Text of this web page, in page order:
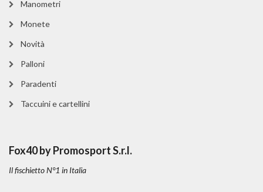
Manometri
Monete
Novità
Palloni
Paradenti
Taccuini e cartellini
Fox40 by Promosport S.r.l.
Il fischietto N°1 in Italia